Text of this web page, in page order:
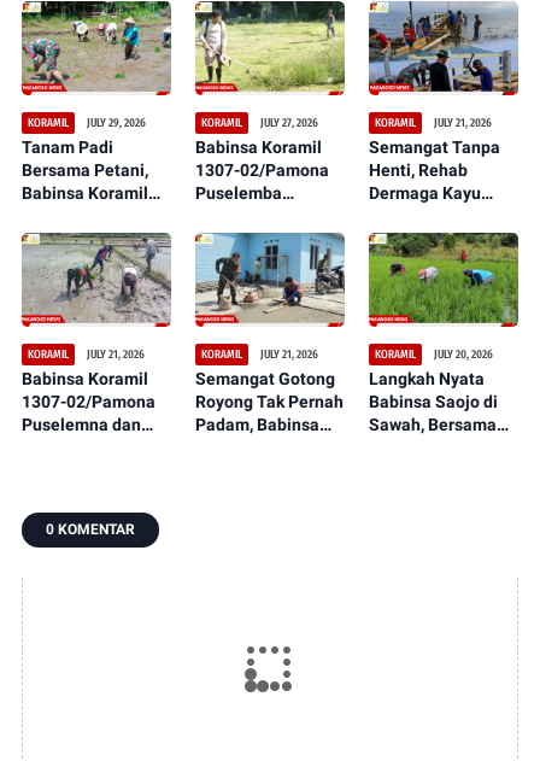
KORAMIL JULY 29, 2026
Tanam Padi
Bersama Petani,
Babinsa Koramil
Puselemba Dukung
Peningkatan Hasil
Panen dan
Ketahanan Pangan
KORAMIL JULY 27, 2026
Babinsa Koramil
1307-02/Pamona
Puselemba
Masyarakat
Ciptakan Lapangan
Sepak Bola Bersih,
Nyaman, dan
Representatif
KORAMIL JULY 21, 2026
Semangat Tanpa
Henti, Rehab
Dermaga Kayu
Teritorial TNI Terus
Tunjukkan
Perkembangan
Signifikan
KORAMIL JULY 21, 2026
Babinsa Koramil
1307-02/Pamona
Puselemna dan
Jadi Awal Harapan
Panen Berlimpah
KORAMIL JULY 21, 2026
Semangat Gotong
Royong Tak Pernah
Padam, Babinsa
KORAMIL JULY 20, 2026
Langkah Nyata
Babinsa Saojo di
Sawah, Bersama
0 KOMENTAR